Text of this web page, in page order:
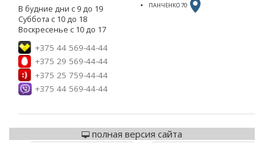
В будние дни с 9 до 19
Суббота с 10 до 18
Воскресенье с 10 до 17
+375 44 569-44-44
+375 29 569-44-44
+375 25 759-44-44
+375 44 569-44-44
ПАНЧЕНКО 70
полная версия сайта